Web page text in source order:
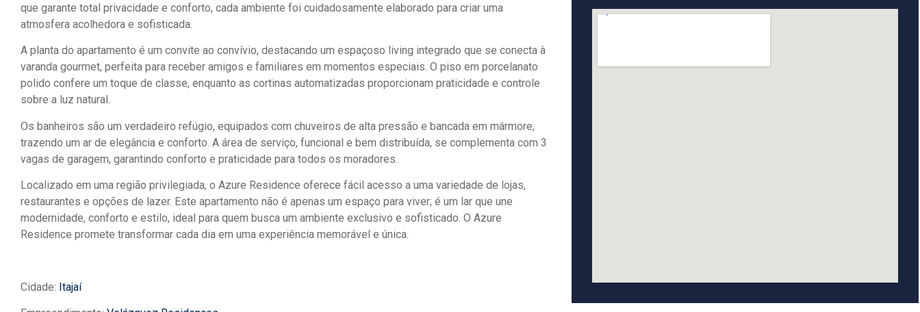
que garante total privacidade e conforto, cada ambiente foi cuidadosamente elaborado para criar uma
atmosfera acolhedora e sofisticada.
A planta do apartamento é um convite ao convívio, destacando um espaçoso living integrado que se conecta à
varanda gourmet, perfeita para receber amigos e familiares em momentos especiais. O piso em porcelanato
polido confere um toque de classe, enquanto as cortinas automatizadas proporcionam praticidade e controle
sobre a luz natural.
Os banheiros são um verdadeiro refúgio, equipados com chuveiros de alta pressão e bancada em mármore,
trazendo um ar de elegância e conforto. A área de serviço, funcional e bem distribuída, se complementa com 3
vagas de garagem, garantindo conforto e praticidade para todos os moradores.
Localizado em uma região privilegiada, o Azure Residence oferece fácil acesso a uma variedade de lojas,
restaurantes e opções de lazer. Este apartamento não é apenas um espaço para viver; é um lar que une
modernidade, conforto e estilo, ideal para quem busca um ambiente exclusivo e sofisticado. O Azure
Residence promete transformar cada dia em uma experiência memorável e única.
Cidade: Itajaí